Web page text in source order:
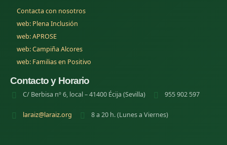
Contacta con nosotros
web: Plena Inclusión
web: APROSE(se abre en una nueva pestana)
web: Campiña Alcores(se abre en una nueva pestana)
web: Familias en Positivo
Contacto y Horario
C/ Berbisa nº 6, local – 41400 Écija (Sevilla) 955 902 597
laraiz@laraiz.org 8 a 20 h. (Lunes a Viernes)